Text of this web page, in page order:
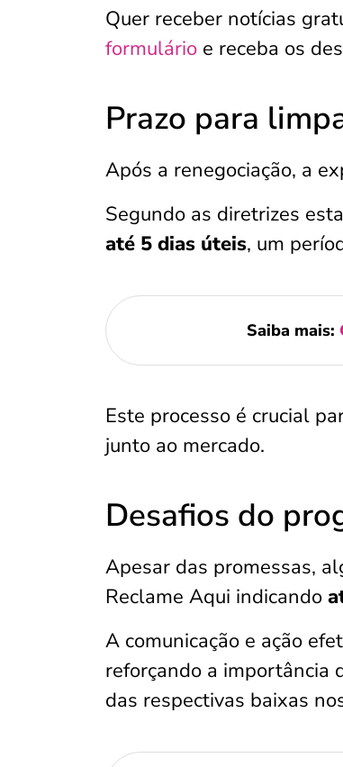
Quer receber notícias
formulário e receba os
Prazo para
Após a renegociação, a
Segundo as diretrizes
até 5 dias úteis, um
Saiba mais:
Este processo é crucial
junto ao mercado.
Desafios do
Apesar das promessas,
Reclame Aqui indicando
A comunicação e ação
reforçando a importância
das respectivas baixas